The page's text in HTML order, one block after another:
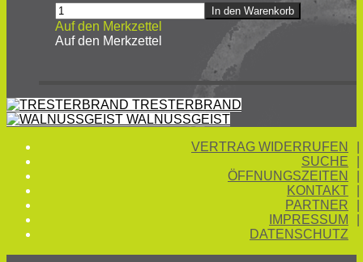
QUITTENBRAND
Menge
In den Warenkorb
Auf den Merkzettel
Auf den Merkzettel
TRESTERBRAND
WALNUSSGEIST
VERTRAG WIDERRUFEN
SUCHE
ÖFFNUNGSZEITEN
KONTAKT
PARTNER
IMPRESSUM
DATENSCHUTZ